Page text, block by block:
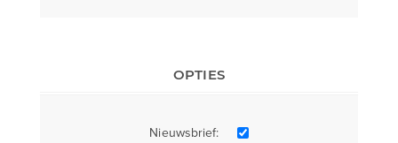
OPTIES
Nieuwsbrief: